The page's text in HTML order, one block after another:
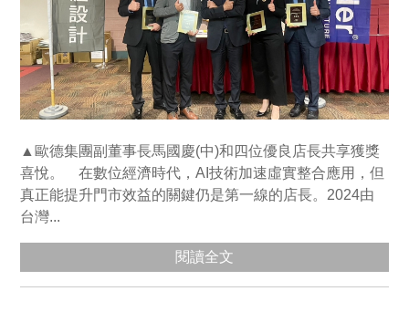
▲歐德集團副董事長馬國慶(中)和四位優良店長共享獲獎
喜悅。 在數位經濟時代，AI技術加速虛實整合應用，但
真正能提升門市效益的關鍵仍是第一線的店長。2024由
台灣...
閱讀全文